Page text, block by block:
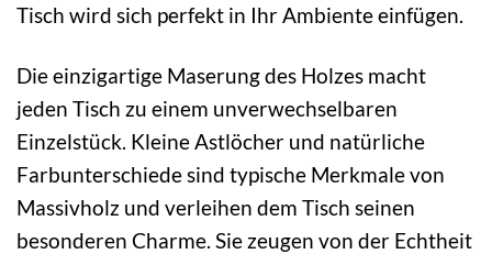
Tisch wird sich perfekt in Ihr Ambiente einfügen.
Die einzigartige Maserung des Holzes macht
jeden Tisch zu einem unverwechselbaren
Einzelstück. Kleine Astlöcher und natürliche
Farbunterschiede sind typische Merkmale von
Massivholz und verleihen dem Tisch seinen
besonderen Charme. Sie zeugen von der Echtheit